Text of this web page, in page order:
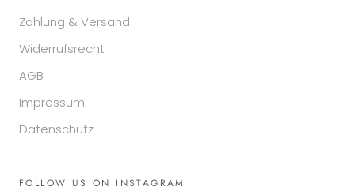
Zahlung & Versand
Widerrufsrecht
AGB
Impressum
Datenschutz
FOLLOW US ON INSTAGRAM